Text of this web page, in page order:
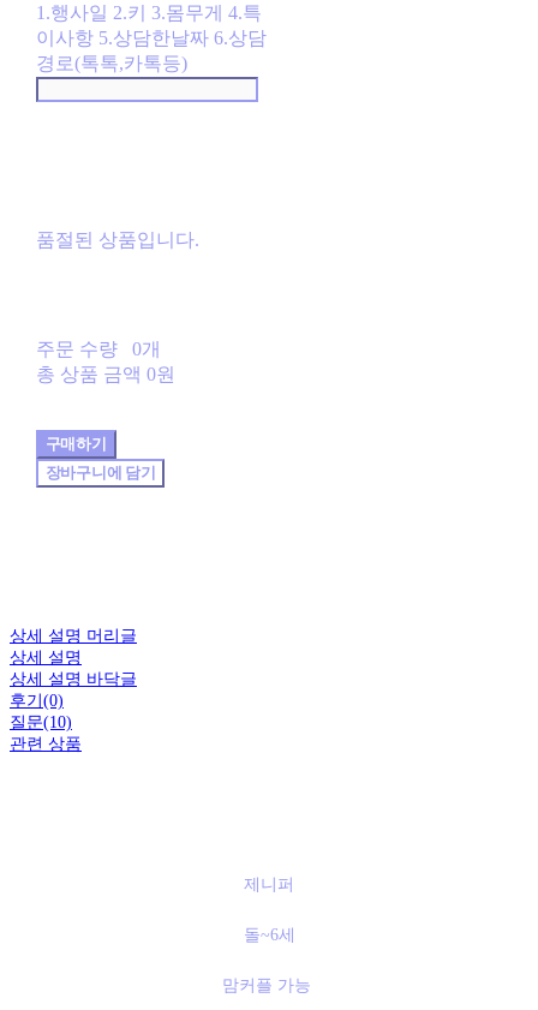
1.행사일 2.키 3.몸무게 4.특
이사항 5.상담한날짜 6.상담
경로(톡톡,카톡등)
품절된 상품입니다.
주문 수량
0개
총 상품 금액 0원
구매하기
장바구니에 담기
상세 설명 머리글
상세 설명
상세 설명 바닥글
후기(0)
질문(10)
관련 상품
제니퍼
돌~6세
맘커플 가능